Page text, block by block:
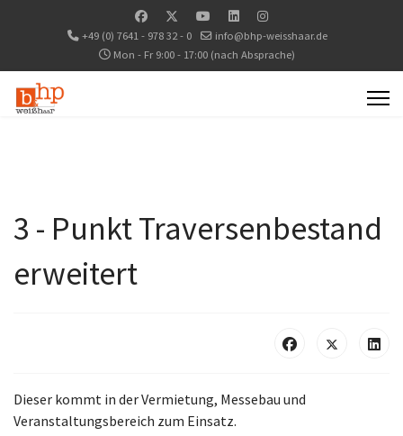
+49 (0) 7641 - 978 32 - 0
info@bhp-weisshaar.de
Mon - Fr 9:00 - 17:00 (nach Absprache)
3 - Punkt Traversenbestand
erweitert
Dieser kommt in der Vermietung, Messebau und
Veranstaltungsbereich zum Einsatz.